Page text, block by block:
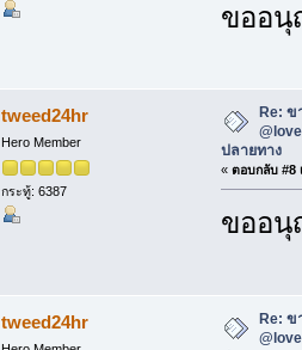
ขออนุ
tweed24hr
Hero Member
กระทู้: 6387
Re:
ปลายทาง
« ตอบกลับ #8
ขออนุ
tweed24hr
Re: ข